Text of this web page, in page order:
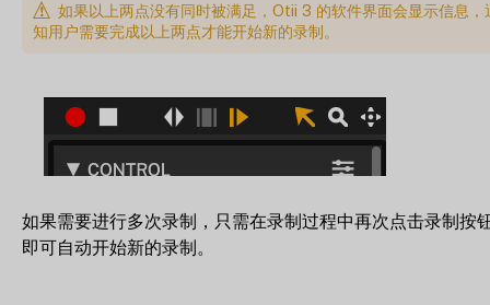
如果以上两点没有同时被满足，Otii 3 的软件界面会显示信息，
知用户需要完成以上两点才能开始新的录制。
如果需要进行多次录制，只需在录制过程中再次点击录制按
即可自动开始新的录制。